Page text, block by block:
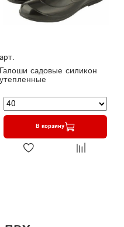
арт.
Галоши садовые силикон
утепленные
В корзину